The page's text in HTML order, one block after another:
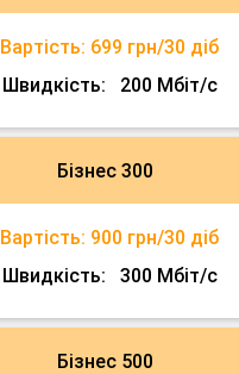
Вартість: 699 грн/30 діб
Швидкість:
200 Мбіт/с
Бізнес 300
Вартість: 900 грн/30 діб
Швидкість:
300 Мбіт/с
Бізнес 500